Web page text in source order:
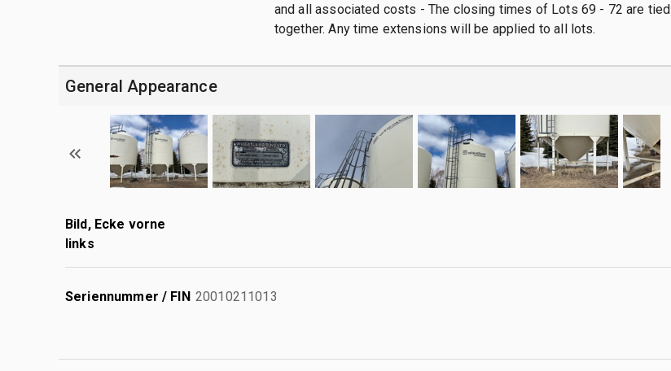
and all associated costs - The closing times of Lots 69 - 72 are tied
together. Any time extensions will be applied to all lots.
General Appearance
Bild, Ecke vorne
links
Seriennummer / FIN 20010211013